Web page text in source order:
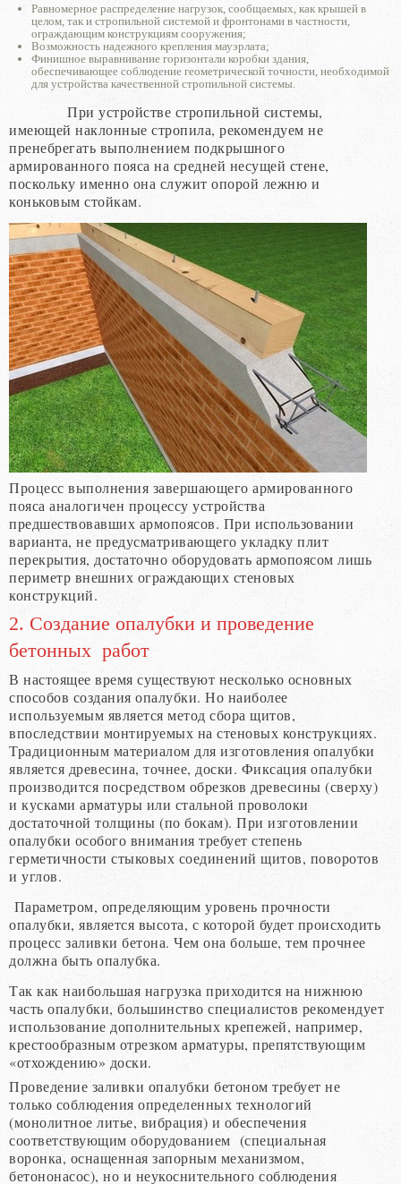
Равномерное распределение нагрузок, сообщаемых, как крышей в
целом, так и стропильной системой и фронтонами в частности,
ограждающим конструкциям сооружения;
Возможность надежного крепления мауэрлата;
Финишное выравнивание горизонтали коробки здания,
обеспечивающее соблюдение геометрической точности, необходимой
для устройства качественной стропильной системы.
При устройстве стропильной системы,
имеющей наклонные стропила, рекомендуем не
пренебрегать выполнением подкрышного
армированного пояса на средней несущей стене,
поскольку именно она служит опорой лежню и
коньковым стойкам.
Процесс выполнения завершающего армированного
пояса аналогичен процессу устройства
предшествовавших армопоясов. При использовании
варианта, не предусматривающего укладку плит
перекрытия, достаточно оборудовать армопоясом лишь
периметр внешних ограждающих стеновых
конструкций.
2. Создание опалубки и проведение
бетонных работ
В настоящее время существуют несколько основных
способов создания опалубки. Но наиболее
используемым является метод сбора щитов,
впоследствии монтируемых на стеновых конструкциях.
Традиционным материалом для изготовления опалубки
является древесина, точнее, доски. Фиксация опалубки
производится посредством обрезков древесины (сверху)
и кусками арматуры или стальной проволоки
достаточной толщины (по бокам). При изготовлении
опалубки особого внимания требует степень
герметичности стыковых соединений щитов, поворотов
и углов.
Параметром, определяющим уровень прочности
опалубки, является высота, с которой будет происходить
процесс заливки бетона. Чем она больше, тем прочнее
должна быть опалубка.
Так как наибольшая нагрузка приходится на нижнюю
часть опалубки, большинство специалистов рекомендует
использование дополнительных крепежей, например,
крестообразным отрезком арматуры, препятствующим
«отхождению» доски.
Проведение заливки опалубки бетоном требует не
только соблюдения определенных технологий
(монолитное литье, вибрация) и обеспечения
соответствующим оборудованием (специальная
воронка, оснащенная запорным механизмом,
бетононасос), но и неукоснительного соблюдения